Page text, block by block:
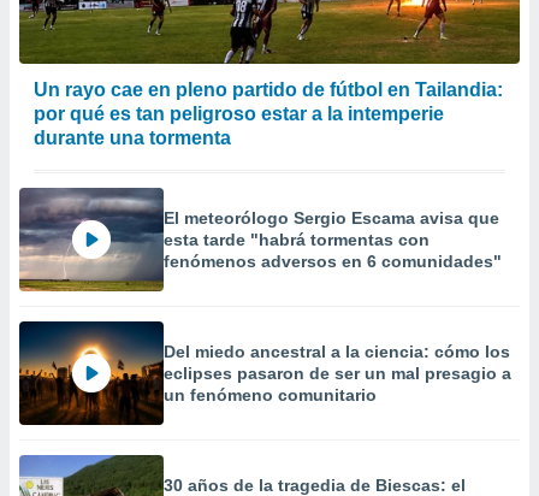
Un rayo cae en pleno partido de fútbol en Tailandia:
por qué es tan peligroso estar a la intemperie
durante una tormenta
El meteorólogo Sergio Escama avisa que
esta tarde "habrá tormentas con
fenómenos adversos en 6 comunidades"
Del miedo ancestral a la ciencia: cómo los
eclipses pasaron de ser un mal presagio a
un fenómeno comunitario
30 años de la tragedia de Biescas: el